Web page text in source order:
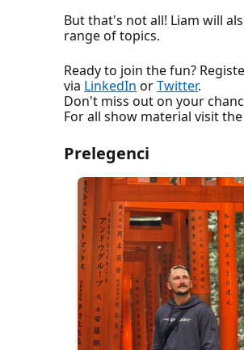
But that's not all! Liam will
range of topics.
Ready to join the fun?
via LinkedIn orTwitter.
Don't miss out on your
For all show material visit
Prelegenci